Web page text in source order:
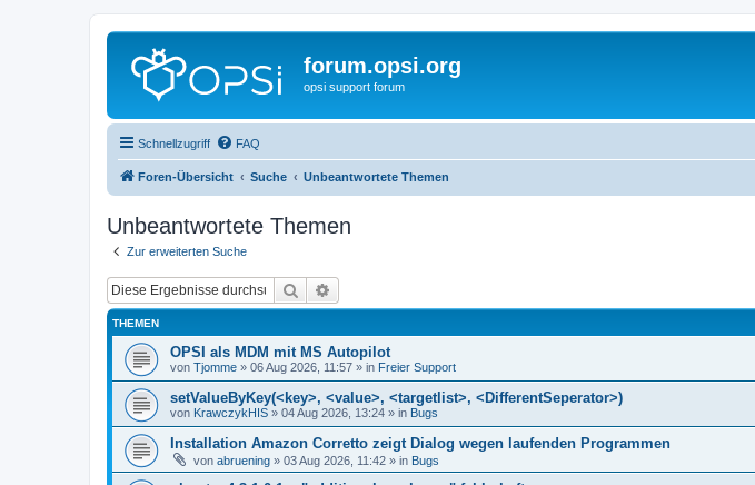
forum.opsi.org
opsi support forum
Schnellzugriff FAQ
Foren-Übersicht Suche Unbeantwortete Themen
Unbeantwortete Themen
Zur erweiterten Suche
Suche
THEMEN
OPSI als MDM mit MS Autopilot
von Tjomme » 06 Aug 2026, 11:57 » in Freier Support
setValueByKey(<key>, <value>, <targetlist>, <DifferentSeperator>)
von KrawczykHIS » 04 Aug 2026, 13:24 » in Bugs
Installation Amazon Corretto zeigt Dialog wegen laufenden Programmen
von abruening » 03 Aug 2026, 11:42 » in Bugs